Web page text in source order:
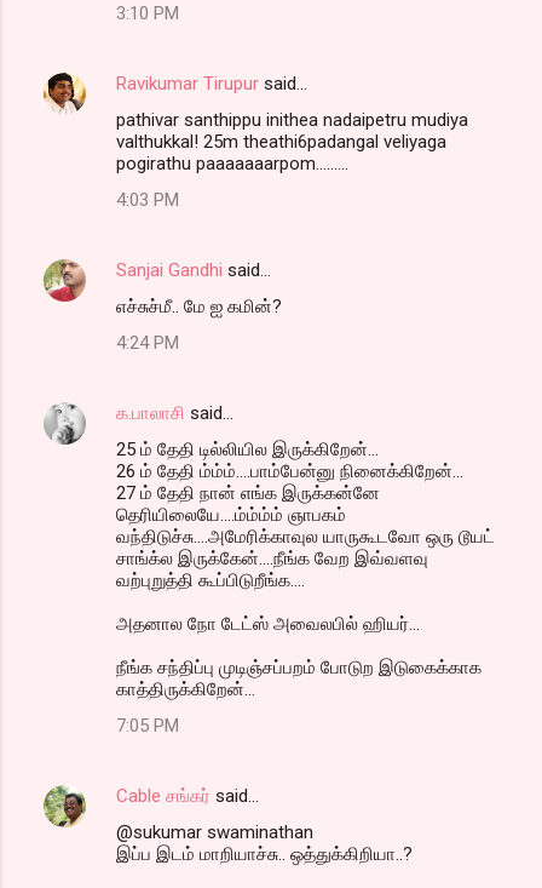
3:10 PM
Ravikumar Tirupur said…
pathivar santhippu inithea nadaipetru mudiya
valthukkal! 25m theathi6padangal veliyaga
pogirathu paaaaaaarpom.........
4:03 PM
Sanjai Gandhi said…
எச்சுச்மீ.. மே ஐ கமின்?
4:24 PM
க.பாலாசி said…
25 ம் தேதி டில்லியில இருக்கிறேன்...
26 ம் தேதி ம்ம்ம்....பாம்பேன்னு நினைக்கிறேன்...
27 ம் தேதி நான் எங்க இருக்கன்னே
தெரியிலையே....ம்ம்ம்ம் ஞாபகம்
வந்திடுச்சு....அமேரிக்காவுல யாருகூடவோ ஒரு டூயட்
சாங்க்ல இருக்கேன்....நீங்க வேற இவ்வளவு
வற்புறுத்தி கூப்பிடுறீங்க....
அதனால நோ டேட்ஸ் அவைலபில் ஹியர்...
நீங்க சந்திப்பு முடிஞ்சப்பறம் போடுற இடுகைக்காக
காத்திருக்கிறேன்...
7:05 PM
Cable சங்கர் said…
@sukumar swaminathan
இப்ப இடம் மாறியாச்சு.. ஒத்துக்கிறியா..?